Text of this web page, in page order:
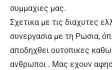
συμμαχιες μας.
Σχετικα με τις διαχυτες
συνεργασια με τη Ρωσια,
αποδηχθει ουτοπικες καθως
ανθρωποι . Μας εχουν